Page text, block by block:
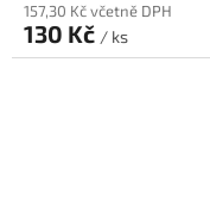
157,30 Kč včetně DPH
130 Kč / ks